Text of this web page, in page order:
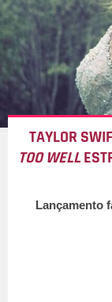
TAYLOR
TOO WELL
Lançamento